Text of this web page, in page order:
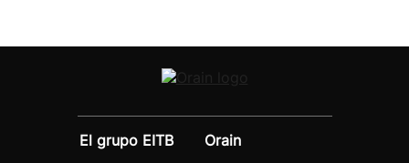
El grupo EITB
Orain